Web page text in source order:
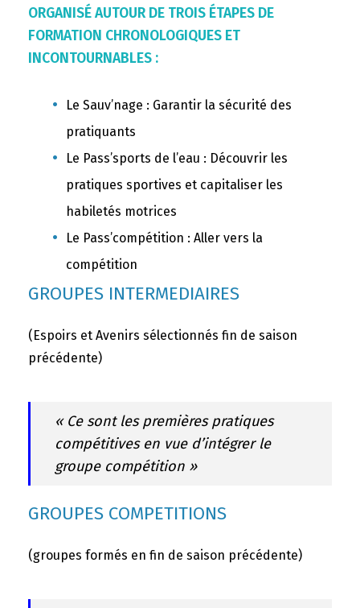
ORGANISÉ AUTOUR DE TROIS ÉTAPES DE
FORMATION CHRONOLOGIQUES ET
INCONTOURNABLES :
Le Sauv’nage : Garantir la sécurité des
pratiquants
Le Pass’sports de l’eau : Découvrir les
pratiques sportives et capitaliser les
habiletés motrices
Le Pass’compétition : Aller vers la
compétition
GROUPES INTERMEDIAIRES
(Espoirs et Avenirs sélectionnés fin de saison
précédente)
« Ce sont les premières pratiques
compétitives en vue d’intégrer le
groupe compétition »
GROUPES COMPETITIONS
(groupes formés en fin de saison précédente)